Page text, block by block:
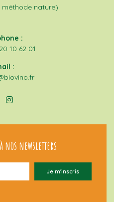
méthode nature)
:
10 62 01
:
nos newsletters